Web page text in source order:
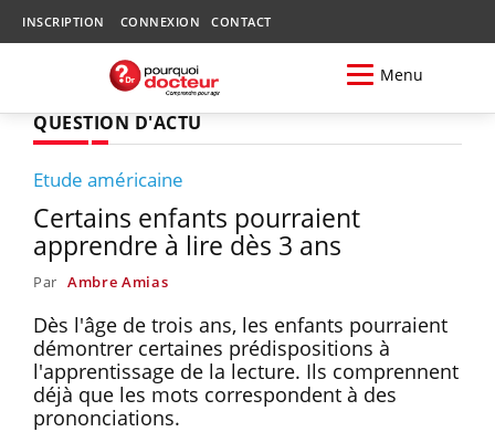
INSCRIPTION CONNEXION CONTACT
Menu
QUESTION D'ACTU
Etude américaine
Certains enfants pourraient
apprendre à lire dès 3 ans
Par Ambre Amias
Dès l'âge de trois ans, les enfants pourraient
démontrer certaines prédispositions à
l'apprentissage de la lecture. Ils comprennent
déjà que les mots correspondent à des
prononciations.